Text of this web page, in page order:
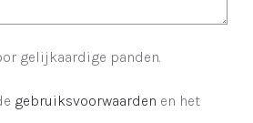
gelijkaardige panden.
gebruiksvoorwaarden en het